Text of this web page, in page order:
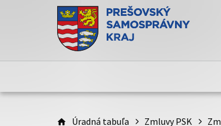
Doména psk.sk je oficiálna
Toto je oficiálna webová stránka
Úradná tabuľa Zmluvy PSK